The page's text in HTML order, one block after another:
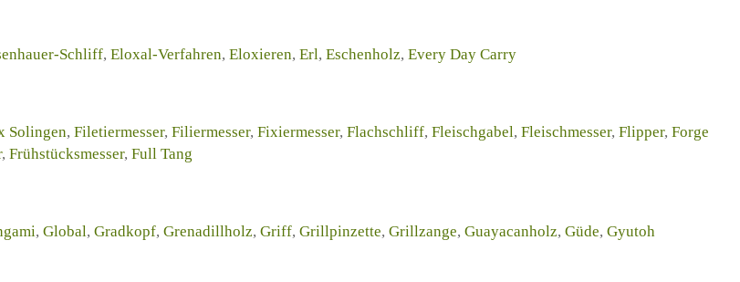
Schliff, Eloxal-Verfahren, Eloxieren, Erl, Eschenholz, Every Day Carry
Solingen, Filetiermesser, Filiermesser, Fixiermesser, Flachschliff, Fleischgabel, Fleischmesser, Flipper, Forge
, Frühstücksmesser, Full Tang
, Global, Gradkopf, Grenadillholz, Griff, Grillpinzette, Grillzange, Guayacanholz, Güde, Gyutoh